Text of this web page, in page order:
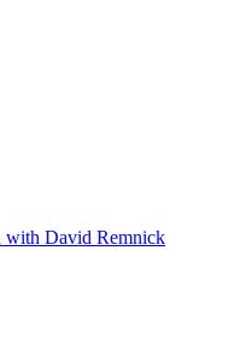
with David Remnick